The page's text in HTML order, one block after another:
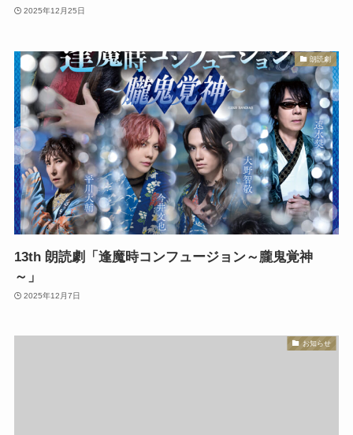
2025年12月25日
朗読劇
13th 朗読劇「逢魔時コンフュージョン～朧鬼覚神
～」
2025年12月7日
お知らせ